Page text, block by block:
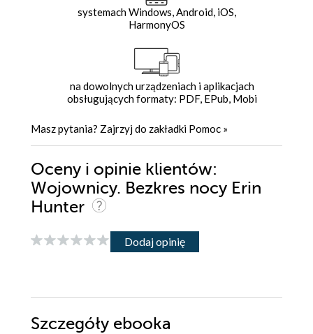
systemach Windows, Android, iOS,
HarmonyOS
na dowolnych urządzeniach i aplikacjach
obsługujących formaty: PDF, EPub, Mobi
Masz pytania? Zajrzyj do zakładki Pomoc »
Oceny i opinie klientów:
Wojownicy. Bezkres nocy Erin
Hunter
Dodaj opinię
Szczegóły ebooka